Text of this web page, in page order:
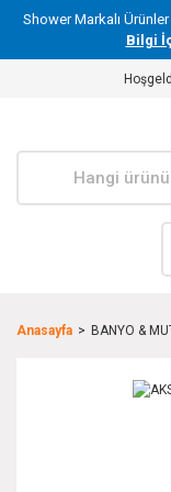
Shower Markalı
Bilgi
Anasayfa BANYO &